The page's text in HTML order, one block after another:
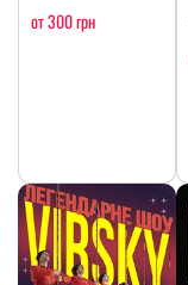
от 300 грн